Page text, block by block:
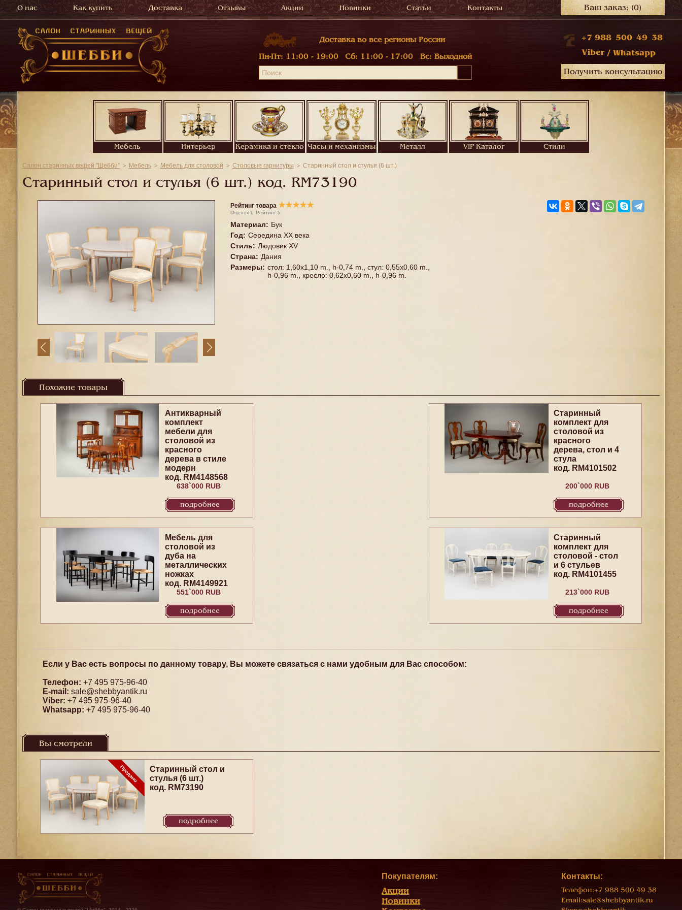
О нас Как купить Доставка Отзывы Акции Новинки Статьи Контакты Ваш заказ:(0)
Доставка во все регионы России
Пн-Пт: 11:00 - 19:00 Сб: 11:00 - 17:00 Вс: Выходной
+7 988 500 49 38
Viber / Whatsapp
Получить консультацию
Мебель Интерьер Керамика и стекло Часы и механизмы Металл VIP Каталог Стили
Салон старинных вещей "Шебби" Мебель Мебель для столовой Столовые гарнитуры Старинный стол и стулья (6 шт.)
Старинный стол и стулья (6 шт.) код. RM73190
Рейтинг товара ★★★★★
Оценок 1 Рейтинг 5
Материал: Бук
Год: Середина XX векa
Стиль: Людовик XV
Страна: Дания
Размеры: стол: 1,60x1,10 m., h-0,74 m., стул: 0,55x0,60 m.,
h-0,96 m., кресло: 0,62x0,60 m., h-0,96 m.
Похожие товары
Антикварный
комплект
мебели для
столовой из
красного
дерева в стиле
модерн
код. RM4148568
638`000 RUB
подробнее
Старинный
комплект для
столовой из
красного
дерева, стол и 4
стула
код. RM4101502
200`000 RUB
подробнее
Mебель для
столовой из
дуба на
металлических
ножках
код. RM4149921
551`000 RUB
подробнее
Старинный
комплект для
столовой - стол
и 6 стульев
код. RM4101455
213`000 RUB
подробнее
Если у Вас есть вопросы по данному товару, Вы можете связаться с нами удобным для Вас способом:
Телефон: +7 495 975-96-40
E-mail: sale@shebbyantik.ru
Viber: +7 495 975-96-40
Whatsapp: +7 495 975-96-40
Вы смотрели
Старинный стол и
стулья (6 шт.)
код. RM73190
подробнее
Покупателям:
Акции
Новинки
Контакты:
Телефон:+7 988 500 49 38
Email:sale@shebbyantik.ru